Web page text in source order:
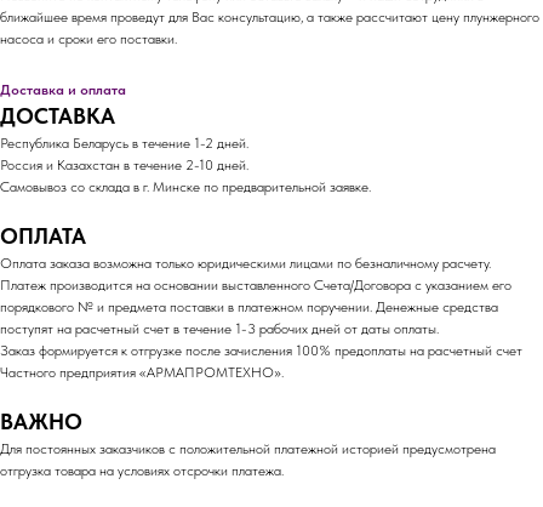
ближайшее время проведут для Вас консультацию, а также рассчитают цену плунжерного
насоса и сроки его поставки.
Доставка и оплата
ДОСТАВКА
Республика Беларусь в течение 1-2 дней.
Россия и Казахстан в течение 2-10 дней.
Самовывоз со склада в г. Минске по предварительной заявке.
ОПЛАТА
Оплата заказа возможна только юридическими лицами по безналичному расчету.
Платеж производится на основании выставленного Счета/Договора с указанием его
порядкового № и предмета поставки в платежном поручении. Денежные средства
поступят на расчетный счет в течение 1-3 рабочих дней от даты оплаты.
Заказ формируется к отгрузке после зачисления 100% предоплаты на расчетный счет
Частного предприятия «АРМАПРОМТЕХНО».
ВАЖНО
Для постоянных заказчиков с положительной платежной историей предусмотрена
отгрузка товара на условиях отсрочки платежа.